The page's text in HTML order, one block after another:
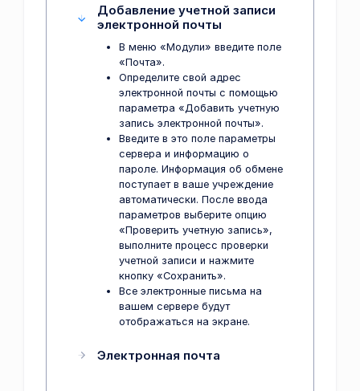
Добавление учетной записи
электронной почты
В меню «Модули» введите поле
«Почта».
Определите свой адрес
электронной почты с помощью
параметра «Добавить учетную
запись электронной почты».
Введите в это поле параметры
сервера и информацию о
пароле. Информация об обмене
поступает в ваше учреждение
автоматически. После ввода
параметров выберите опцию
«Проверить учетную запись»,
выполните процесс проверки
учетной записи и нажмите
кнопку «Сохранить».
Все электронные письма на
вашем сервере будут
отображаться на экране.
Электронная почта